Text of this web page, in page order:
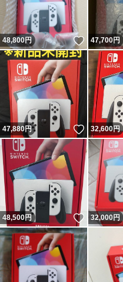
48,800円 いいね！
47,700円
47,880円 いいね！
32,600円
48,500円 いいね！
32,000円